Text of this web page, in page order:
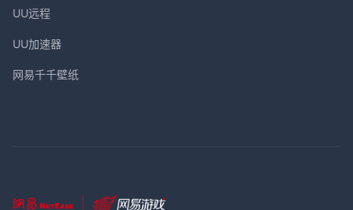
UU远程
UU加速器
网易千千壁纸